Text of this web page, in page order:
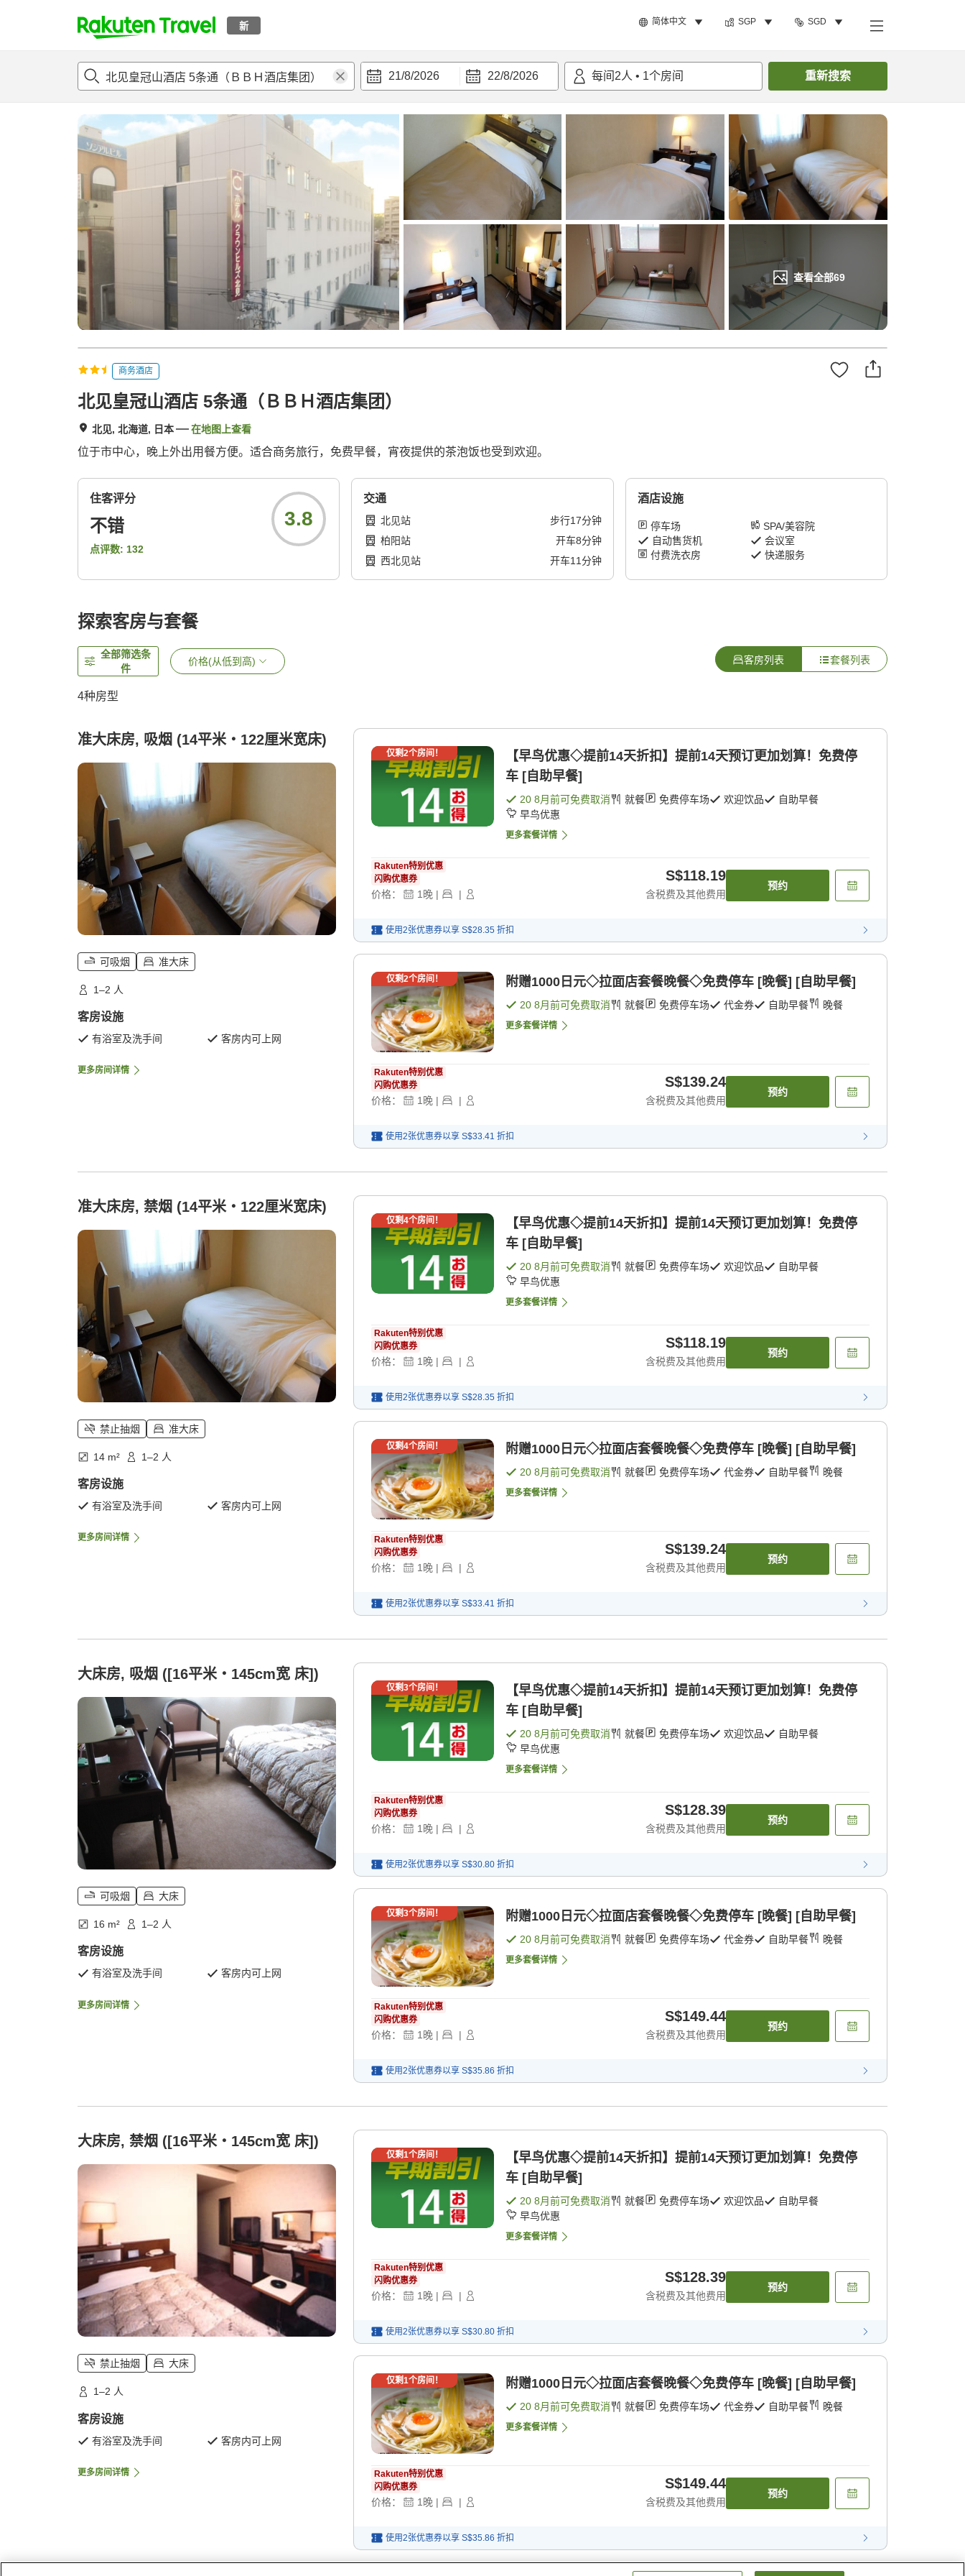
新 简体中文 SGP SGD
t
p
g
e
s
e
r
c
h
21/8/2026 22/8/2026 每间 2人 • 1个房间 重新搜索
查看全部69
概况 客房及住宿套餐评论 亮点设施 搜索客房
商务酒店
北见皇冠山酒店 5条通（ＢＢＨ酒店集团）
北见, 北海道, 日本 在地图上查看
位于市中心，晚上外出用餐方便。适合商务旅行，免费早餐，宵夜提供的茶泡饭也受到欢迎。
住客评分
不错
点评数: 132
3.8
交通
北见站 步行17分钟
柏阳站
开车8分钟
西北见站
开车11分钟
酒店设施
停车场
SPA/美容院
自动售货机
会议室
付费洗衣房
快递服务
探索客房与套餐
全部筛选条
件
价格(从低到高) 客房列表 套餐列表
4种房型
准大床房, 吸烟 (14平米・122厘米宽床)
可吸烟 准大床
1–2 人
客房设施
有浴室及洗手间 客房内可上网
更多房间详情
仅剩2个房间！
【早鸟优惠◇提前14天折扣】提前14天预订更加划算！免费停
车 [自助早餐]
20 8月前可免费取消 就餐 免费停车场 欢迎饮品
自助早餐
早鸟优惠
更多套餐详情
Rakuten特别优惠
闪购优惠券
价格： 1晚 | |
S$118.19
含税费及其他费用
预约
使用2张优惠券以享 S$28.35 折扣
仅剩2个房间！ 附赠1000日元◇拉面店套餐晚餐◇免费停车 [晚餐] [自助早餐]
20 8月前可免费取消 就餐 免费停车场 代金券 自助早餐 晚餐
更多套餐详情
Rakuten特别优惠
闪购优惠券
价格： 1晚 | |
S$139.24
含税费及其他费用
预约
使用2张优惠券以享 S$33.41 折扣
准大床房, 禁烟 (14平米・122厘米宽床)
禁止抽烟 准大床
14 m² 1–2 人
客房设施
有浴室及洗手间 客房内可上网
更多房间详情
仅剩4个房间！
【早鸟优惠◇提前14天折扣】提前14天预订更加划算！免费停
车 [自助早餐]
20 8月前可免费取消 就餐 免费停车场 欢迎饮品
自助早餐
早鸟优惠
更多套餐详情
Rakuten特别优惠
闪购优惠券
价格： 1晚 | |
S$118.19
含税费及其他费用
预约
使用2张优惠券以享 S$28.35 折扣
仅剩4个房间！ 附赠1000日元◇拉面店套餐晚餐◇免费停车 [晚餐] [自助早餐]
20 8月前可免费取消 就餐 免费停车场 代金券 自助早餐 晚餐
更多套餐详情
Rakuten特别优惠
闪购优惠券
价格： 1晚 | |
S$139.24
含税费及其他费用
预约
使用2张优惠券以享 S$33.41 折扣
大床房, 吸烟 ([16平米・145cm宽 床])
可吸烟 大床
16 m² 1–2 人
客房设施
有浴室及洗手间 客房内可上网
更多房间详情
仅剩3个房间！
【早鸟优惠◇提前14天折扣】提前14天预订更加划算！免费停
车 [自助早餐]
20 8月前可免费取消 就餐 免费停车场 欢迎饮品
自助早餐
早鸟优惠
更多套餐详情
Rakuten特别优惠
闪购优惠券
价格： 1晚 | |
S$128.39
含税费及其他费用
预约
使用2张优惠券以享 S$30.80 折扣
仅剩3个房间！ 附赠1000日元◇拉面店套餐晚餐◇免费停车 [晚餐] [自助早餐]
20 8月前可免费取消 就餐 免费停车场 代金券 自助早餐 晚餐
更多套餐详情
Rakuten特别优惠
闪购优惠券
价格： 1晚 | |
S$149.44
含税费及其他费用
预约
使用2张优惠券以享 S$35.86 折扣
大床房, 禁烟 ([16平米・145cm宽 床])
禁止抽烟 大床
1–2 人
客房设施
有浴室及洗手间 客房内可上网
更多房间详情
仅剩1个房间！
【早鸟优惠◇提前14天折扣】提前14天预订更加划算！免费停
车 [自助早餐]
20 8月前可免费取消 就餐 免费停车场 欢迎饮品
自助早餐
早鸟优惠
更多套餐详情
Rakuten特别优惠
闪购优惠券
价格： 1晚 | |
S$128.39
含税费及其他费用
预约
使用2张优惠券以享 S$30.80 折扣
仅剩1个房间！ 附赠1000日元◇拉面店套餐晚餐◇免费停车 [晚餐] [自助早餐]
20 8月前可免费取消 就餐 免费停车场 代金券 自助早餐 晚餐
更多套餐详情
Rakuten特别优惠
闪购优惠券
价格： 1晚 | |
S$149.44
含税费及其他费用
预约
使用2张优惠券以享 S$35.86 折扣